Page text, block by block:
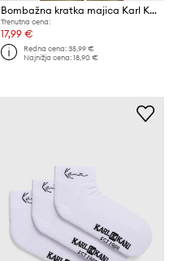
Bombažna kratka majica Karl Kani
Trenutna cena:
17,99 €
Redna cena:35,99 €
Najnižja cena:18,90 €